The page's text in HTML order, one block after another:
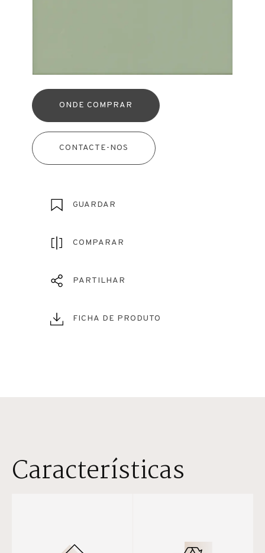
ONDE COMPRAR
CONTACTE-NOS
GUARDAR
COMPARAR
PARTILHAR
FICHA DE PRODUTO
Características